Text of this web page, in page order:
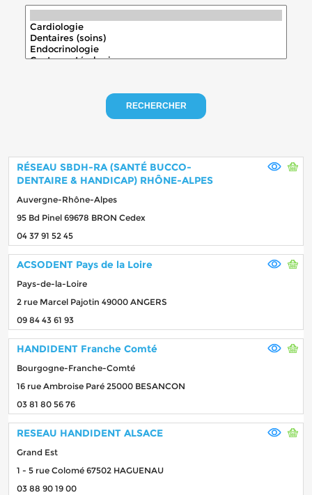
RECHERCHER
RÉSEAU SBDH-RA (SANTÉ BUCCO-
DENTAIRE & HANDICAP) RHÔNE-ALPES
Auvergne-Rhône-Alpes
95 Bd Pinel 69678 BRON Cedex
04 37 91 52 45
ACSODENT Pays de la Loire
Pays-de-la-Loire
2 rue Marcel Pajotin 49000 ANGERS
09 84 43 61 93
HANDIDENT Franche Comté
Bourgogne-Franche-Comté
16 rue Ambroise Paré 25000 BESANCON
03 81 80 56 76
RESEAU HANDIDENT ALSACE
Grand Est
1 - 5 rue Colomé 67502 HAGUENAU
03 88 90 19 00